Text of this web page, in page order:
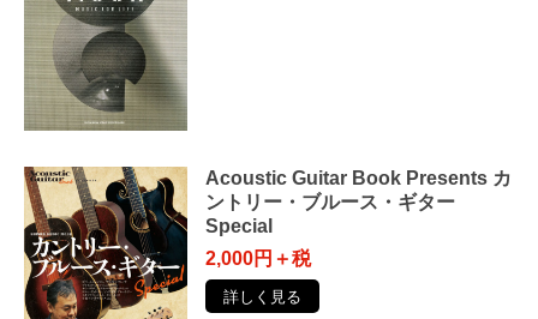
Acoustic Guitar Book Presents カ
ントリー・ブルース・ギター
Special
2,000円＋税
詳しく見る